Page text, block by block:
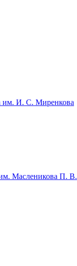
им. И. С. Миренкова
Масленикова П. В.